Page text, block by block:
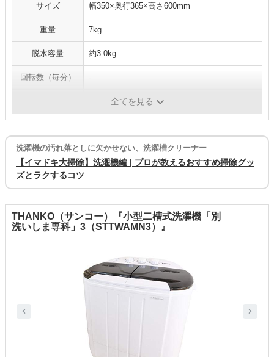
サイズ 幅350×奥行365×高さ600mm
重量 7kg
脱水容量 約3.0kg
回転数（毎分） -
ステンレス全てを見る
洗濯機の汚れ落としに欠かせない、洗濯槽クリーナー
【イマドキ大掃除】洗濯機編 | プロが教えるおすすめ掃除グッ
ズとラクするコツ
THANKO（サンコー）『小型二槽式洗濯機「別
洗いしま専科」3（STTWAMN3）』